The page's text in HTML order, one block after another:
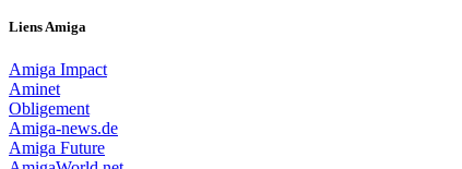
Liens Amiga
Amiga Impact
Aminet
Obligement
Amiga-news.de
Amiga Future